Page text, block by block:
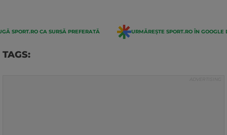
SPORT.RO CA SURSĂ PREFERATĂ URMĂREȘTE SPORT.RO ÎN GOOGLE
TAGS: